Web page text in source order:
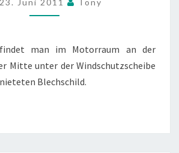
23. Juni 2011 Tony
findet man im Motorraum an der
Mitte unter der Windschutzscheibe
Blechschild.